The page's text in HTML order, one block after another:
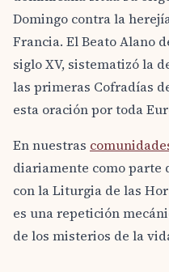
Domingo contra la
Francia. El Beato Alano
siglo XV, sistematizó la
las primeras Cofradías
esta oración por toda
En nuestras
diariamente como parte
con la Liturgia de las
es una repetición
de los misterios de la